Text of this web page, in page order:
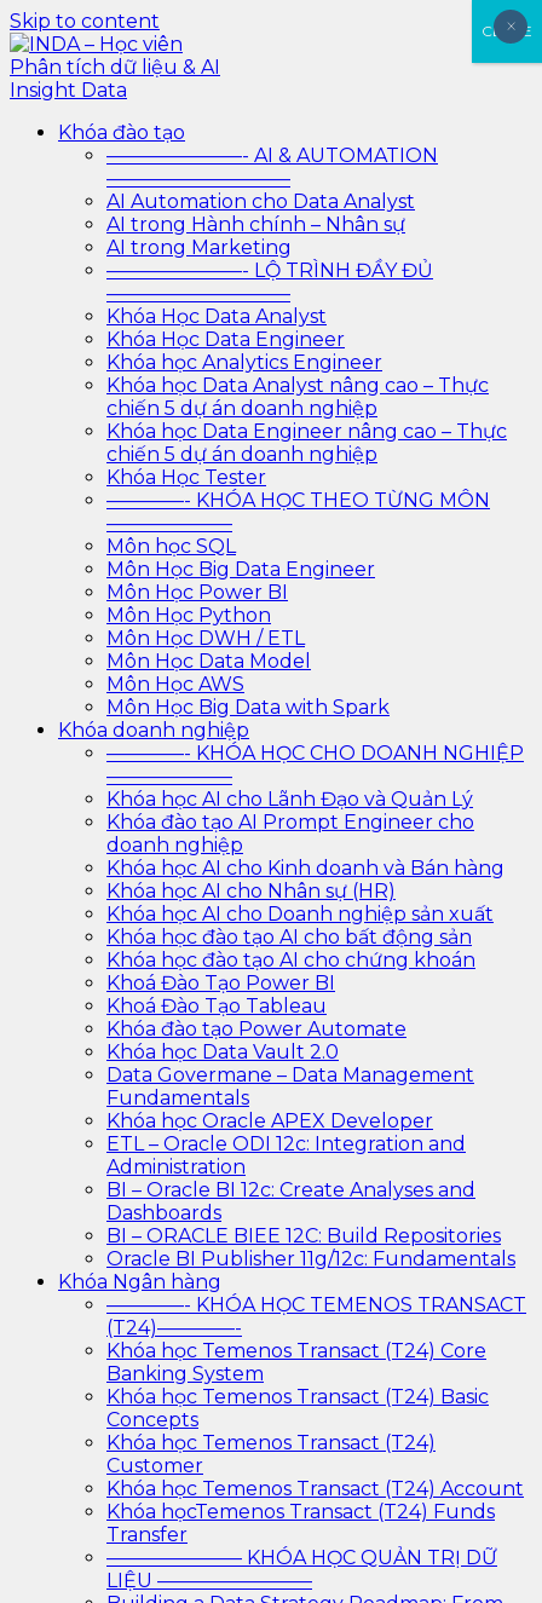
Skip to content
INDA – Học viên Phân tích dữ liệu & AI Insight Data
INDA – Học viện Đào tạo phân tích dữ liệu & AI chuyên
sâu cho ngành ngân hàng – bảo hiểm – chứng khoán
và doanh nghiệp với các project thực tế, cá nhân hóa
lộ trình với AI
Khóa đào tạo
———————- AI & AUTOMATION
—————————–
AI Automation cho Data Analyst
AI trong Hành chính – Nhân sự
AI trong Marketing
———————- LỘ TRÌNH ĐẦY ĐỦ
—————————–
Khóa Học Data Analyst
Khóa Học Data Engineer
Khóa học Analytics Engineer
Khóa học Data Analyst nâng cao – Thực
chiến 5 dự án doanh nghiệp
Khóa học Data Engineer nâng cao – Thực
chiến 5 dự án doanh nghiệp
Khóa Học Tester
————- KHÓA HỌC THEO TỪNG MÔN
——————–
Môn học SQL
Môn Học Big Data Engineer
Môn Học Power BI
Môn Học Python
Môn Học DWH / ETL
Môn Học Data Model
Môn Học AWS
Môn Học Big Data with Spark
Khóa doanh nghiệp
————- KHÓA HỌC CHO DOANH NGHIỆP
——————–
Khóa học AI cho Lãnh Đạo và Quản Lý
Khóa đào tạo AI Prompt Engineer cho
doanh nghiệp
Khóa học AI cho Kinh doanh và Bán hàng
Khóa học AI cho Nhân sự (HR)
Khóa học AI cho Doanh nghiệp sản xuất
Khóa học đào tạo AI cho bất động sản
Khóa học đào tạo AI cho chứng khoán
Khoá Đào Tạo Power BI
Khoá Đào Tạo Tableau
Khóa đào tạo Power Automate
Khóa học Data Vault 2.0
Data Govermane – Data Management
Fundamentals
Khóa học Oracle APEX Developer
ETL – Oracle ODI 12c: Integration and
Administration
BI – Oracle BI 12c: Create Analyses and
Dashboards
BI – ORACLE BIEE 12C: Build Repositories
Oracle BI Publisher 11g/12c: Fundamentals
Khóa Ngân hàng
————- KHÓA HỌC TEMENOS TRANSACT
(T24)————-
Khóa học Temenos Transact (T24) Core
Banking System
Khóa học Temenos Transact (T24) Basic
Concepts
Khóa học Temenos Transact (T24)
Customer
Khóa học Temenos Transact (T24) Account
Khóa họcTemenos Transact (T24) Funds
Transfer
——————— KHÓA HỌC QUẢN TRỊ DỮ
LIỆU ————————
×
CLOSE
×